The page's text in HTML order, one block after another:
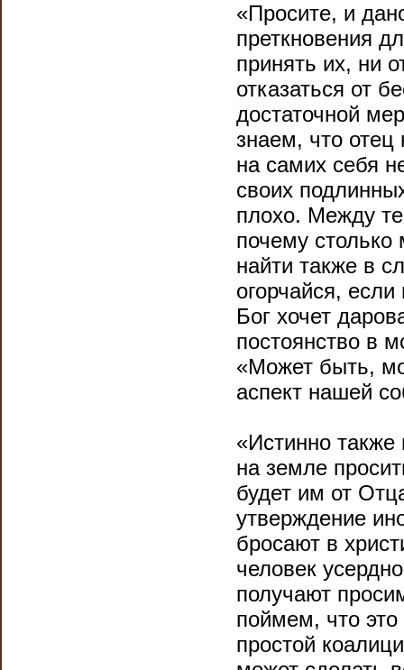
«Просите, и
преткновения
принять их, ни
отказаться от
достаточной
знаем, что
на самих себя
своих
плохо. Между
почему столько
найти также в
огорчайся,
Бог хочет
постоянство в
«Может быть,
аспект нашей
«Истинно также
на земле
будет им от
утверждение
бросают в
человек
получают
поймем, что
простой